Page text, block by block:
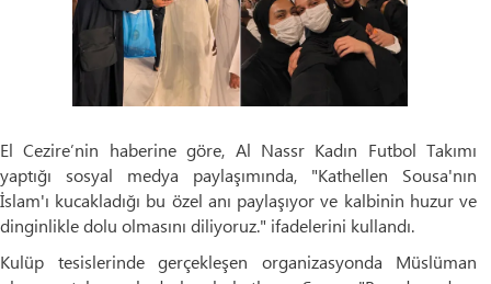
El Cezire’nin haberine göre, Al Nassr Kadın Futbol Takımı
yaptığı sosyal medya paylaşımında, "Kathellen Sousa'nın
İslam'ı kucakladığı bu özel anı paylaşıyor ve kalbinin huzur ve
dinginlikle dolu olmasını diliyoruz." ifadelerini kullandı.
Kulüp tesislerinde gerçekleşen organizasyonda Müslüman